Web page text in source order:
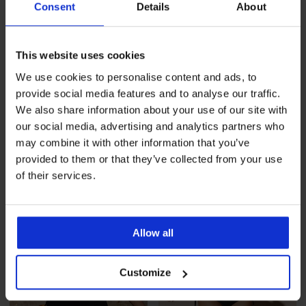
Consent Details About
This website uses cookies
We use cookies to personalise content and ads, to
provide social media features and to analyse our traffic.
We also share information about your use of our site with
our social media, advertising and analytics partners who
may combine it with other information that you’ve
provided to them or that they’ve collected from your use
of their services.
Allow all
Customize
1+1 ΔΩΡΕΑΝ
Πάνω μέρος τανκίνι Angele
Rose
Έκπτωση
27,90 €Αρχική τιμή
92,99 €
Πάνω μέρος τανκίνι Patricia
Έκπτωση
37,20 € Αρχική τιμή
123,99 €